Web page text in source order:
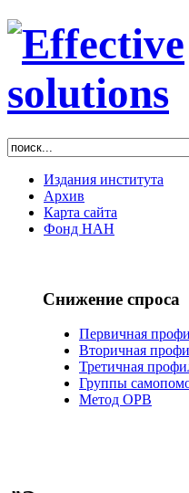
Издания института
Архив
Карта сайта
Фонд НАН
Снижение спроса
Первичная
Вторичная
Третичная
Группы
Метод ОРВ